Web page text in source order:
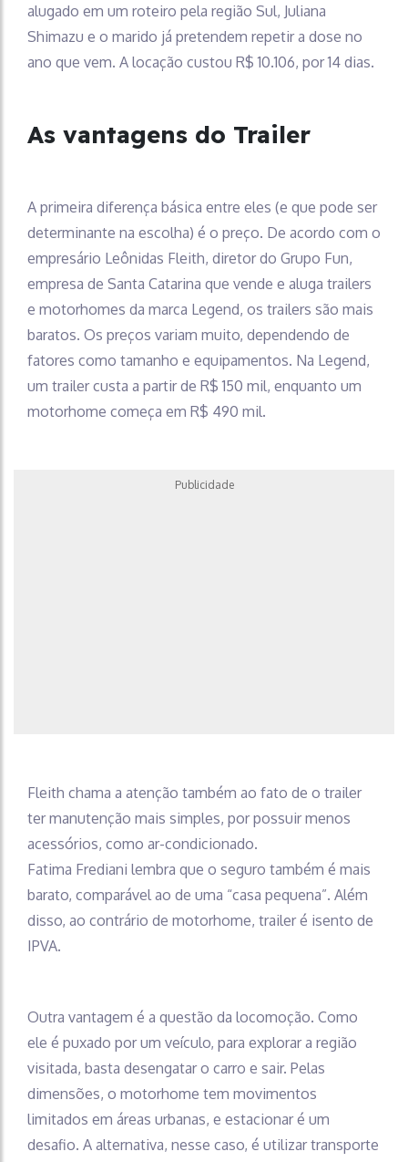
alugado em um roteiro pela região Sul, Juliana
Shimazu e o marido já pretendem repetir a dose no
ano que vem. A locação custou R$ 10.106, por 14 dias.
As vantagens do Trailer
A primeira diferença básica entre eles (e que pode ser
determinante na escolha) é o preço. De acordo com o
empresário Leônidas Fleith, diretor do Grupo Fun,
empresa de Santa Catarina que vende e aluga trailers
e motorhomes da marca Legend, os trailers são mais
baratos. Os preços variam muito, dependendo de
fatores como tamanho e equipamentos. Na Legend,
um trailer custa a partir de R$ 150 mil, enquanto um
motorhome começa em R$ 490 mil.
Publicidade
Fleith chama a atenção também ao fato de o trailer
ter manutenção mais simples, por possuir menos
acessórios, como ar-condicionado.
Fatima Frediani lembra que o seguro também é mais
barato, comparável ao de uma “casa pequena”. Além
disso, ao contrário de motorhome, trailer é isento de
IPVA.
Outra vantagem é a questão da locomoção. Como
ele é puxado por um veículo, para explorar a região
visitada, basta desengatar o carro e sair. Pelas
dimensões, o motorhome tem movimentos
limitados em áreas urbanas, e estacionar é um
desafio. A alternativa, nesse caso, é utilizar transporte